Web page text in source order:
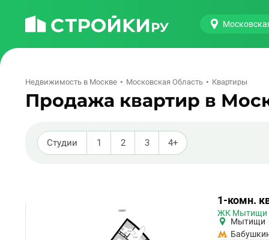
Недвижимость в Москве Московская Область Квартиры
Продажа квартир в
Студии 1 2 3 4+
Ссылка
на
квартиру
1-комн.
ЖК Мытищи
Мытищи